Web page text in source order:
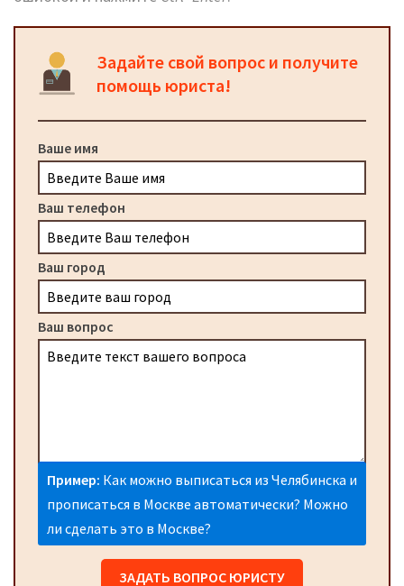
Задайте свой вопрос и получите
помощь юриста!
Ваше имя
Ваш телефон
Ваш город
Ваш вопрос
Пример: Как можно выписаться из Челябинска и
прописаться в Москве автоматически? Можно
ли сделать это в Москве?
ЗАДАТЬ ВОПРОС ЮРИСТУ